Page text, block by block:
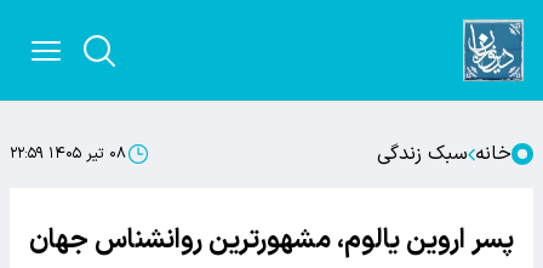
خانه سبک زندگی ۰۸ تیر ۱۴۰۵ ۲۲:۵۹
پسر اروین یالوم، مشهورترین روانشناس جهان